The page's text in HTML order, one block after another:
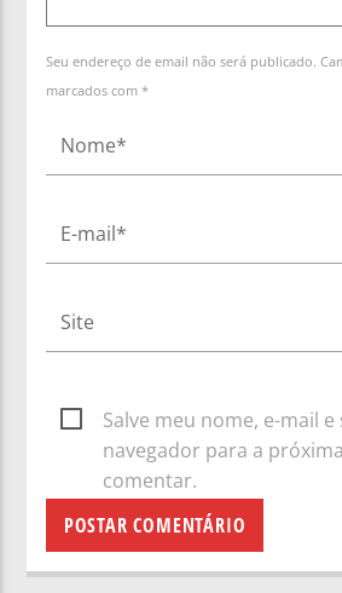
Seu endereço de email não será publicado.
marcados com *
Salve meu nome, e-mail
navegador para a
comentar.